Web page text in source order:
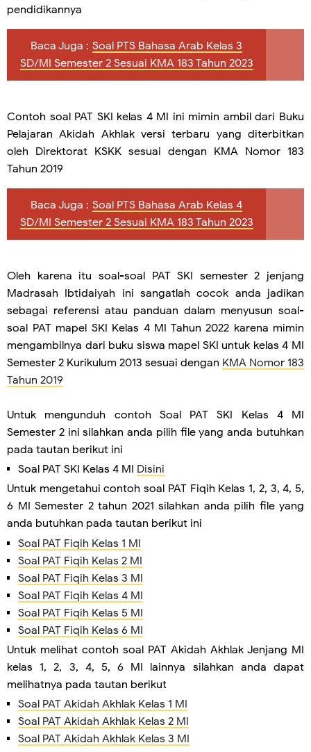
pendidikannya
Baca Juga : Soal PTS Bahasa Arab Kelas 3
SD/MI Semester 2 Sesuai KMA 183 Tahun 2023
Contoh soal PAT SKI kelas 4 MI ini mimin ambil dari Buku
Pelajaran Akidah Akhlak versi terbaru yang diterbitkan
oleh Direktorat KSKK sesuai dengan KMA Nomor 183
Tahun 2019
Baca Juga : Soal PTS Bahasa Arab Kelas 4
SD/MI Semester 2 Sesuai KMA 183 Tahun 2023
Oleh karena itu soal-soal PAT SKI semester 2 jenjang
Madrasah Ibtidaiyah ini sangatlah cocok anda jadikan
sebagai referensi atau panduan dalam menyusun soal-
soal PAT mapel SKI Kelas 4 MI Tahun 2022 karena mimin
mengambilnya dari buku siswa mapel SKI untuk kelas 4 MI
Semester 2 Kurikulum 2013 sesuai dengan KMA Nomor 183
Tahun 2019
Untuk mengunduh contoh Soal PAT SKI Kelas 4 MI
Semester 2 ini silahkan anda pilih file yang anda butuhkan
pada tautan berikut ini
Soal PAT SKI Kelas 4 MI Disini
Untuk mengetahui contoh soal PAT Fiqih Kelas 1, 2, 3, 4, 5,
6 MI Semester 2 tahun 2021 silahkan anda pilih file yang
anda butuhkan pada tautan berikut ini
Soal PAT Fiqih Kelas 1 MI
Soal PAT Fiqih Kelas 2 MI
Soal PAT Fiqih Kelas 3 MI
Soal PAT Fiqih Kelas 4 MI
Soal PAT Fiqih Kelas 5 MI
Soal PAT Fiqih Kelas 6 MI
Untuk melihat contoh soal PAT Akidah Akhlak Jenjang MI
kelas 1, 2, 3, 4, 5, 6 MI lainnya silahkan anda dapat
melihatnya pada tautan berikut
Soal PAT Akidah Akhlak Kelas 1 MI
Soal PAT Akidah Akhlak Kelas 2 MI
Soal PAT Akidah Akhlak Kelas 3 MI